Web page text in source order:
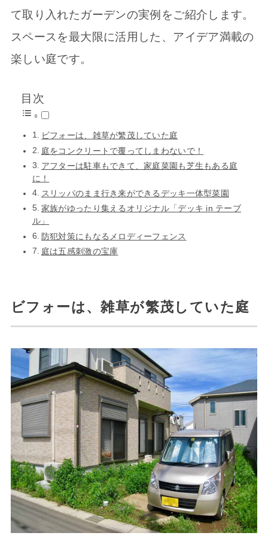
て取り入れたガーデンの実例をご紹介します。
スペースを最大限に活用した、アイデア満載の
楽しい庭です。
目次
ビフォーは、雑草が繁茂していた庭
庭をコンクリートで覆ってしまわないで！
アフターは駐車もできて、家庭菜園も芝生もある庭
に！
スリッパのまま行き来ができるデッキ一体型菜園
家族がゆったり集えるオリジナル「デッキ in テーブ
ル」
防犯対策にもなるメロディーフェンス
庭は五感刺激の宝庫
ビフォーは、雑草が繁茂していた庭